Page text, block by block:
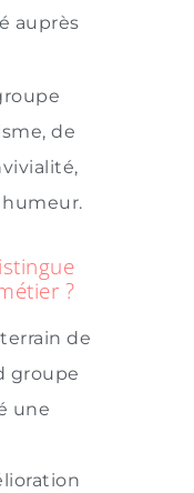
auprès
de
?
de
groupe
une